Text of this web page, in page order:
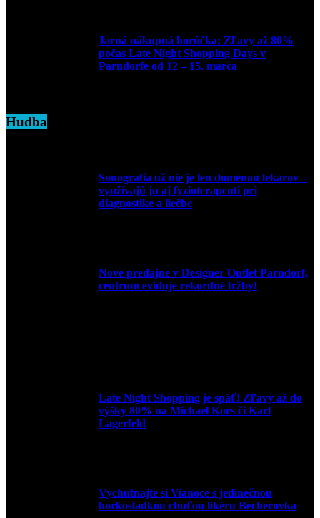
Jarná nákupná horúčka: Zľavy až 80%
počas Late Night Shopping Days v
Parndorfe od 12 – 15. marca
Hudba
Sonografia už nie je len doménou lekárov –
využívajú ju aj fyzioterapeuti pri
diagnostike a liečbe
Nové predajne v Designer Outlet Parndorf,
centrum eviduje rekordné tržby!
Late Night Shopping je späť! Zľavy až do
výšky 80% na Michael Kors či Karl
Lagerfeld
Vychutnajte si Vianoce s jedinečnou
horkosladkou chuťou likéru Becherovka